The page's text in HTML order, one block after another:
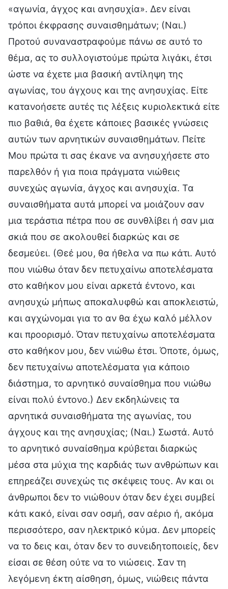
«αγωνία, άγχος και ανησυχία». Δεν είναι
τρόποι έκφρασης συναισθημάτων; (Ναι.)
Προτού συναναστραφούμε πάνω σε αυτό το
θέμα, ας το συλλογιστούμε πρώτα λιγάκι, έτσι
ώστε να έχετε μια βασική αντίληψη της
αγωνίας, του άγχους και της ανησυχίας. Είτε
κατανοήσετε αυτές τις λέξεις κυριολεκτικά είτε
πιο βαθιά, θα έχετε κάποιες βασικές γνώσεις
αυτών των αρνητικών συναισθημάτων. Πείτε
Μου πρώτα τι σας έκανε να ανησυχήσετε στο
παρελθόν ή για ποια πράγματα νιώθεις
συνεχώς αγωνία, άγχος και ανησυχία. Τα
συναισθήματα αυτά μπορεί να μοιάζουν σαν
μια τεράστια πέτρα που σε συνθλίβει ή σαν μια
σκιά που σε ακολουθεί διαρκώς και σε
δεσμεύει. (Θεέ μου, θα ήθελα να πω κάτι. Αυτό
που νιώθω όταν δεν πετυχαίνω αποτελέσματα
στο καθήκον μου είναι αρκετά έντονο, και
ανησυχώ μήπως αποκαλυφθώ και αποκλειστώ,
και αγχώνομαι για το αν θα έχω καλό μέλλον
και προορισμό. Όταν πετυχαίνω αποτελέσματα
στο καθήκον μου, δεν νιώθω έτσι. Όποτε, όμως,
δεν πετυχαίνω αποτελέσματα για κάποιο
διάστημα, το αρνητικό συναίσθημα που νιώθω
είναι πολύ έντονο.) Δεν εκδηλώνεις τα
αρνητικά συναισθήματα της αγωνίας, του
άγχους και της ανησυχίας; (Ναι.) Σωστά. Αυτό
το αρνητικό συναίσθημα κρύβεται διαρκώς
μέσα στα μύχια της καρδιάς των ανθρώπων και
επηρεάζει συνεχώς τις σκέψεις τους. Αν και οι
άνθρωποι δεν το νιώθουν όταν δεν έχει συμβεί
κάτι κακό, είναι σαν οσμή, σαν αέριο ή, ακόμα
περισσότερο, σαν ηλεκτρικό κύμα. Δεν μπορείς
να το δεις και, όταν δεν το συνειδητοποιείς, δεν
είσαι σε θέση ούτε να το νιώσεις. Σαν τη
λεγόμενη έκτη αίσθηση, όμως, νιώθεις πάντα